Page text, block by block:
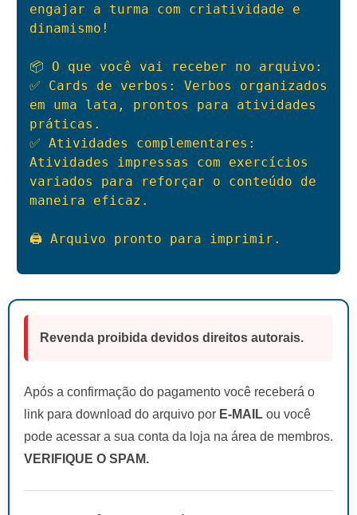
engajar a turma com criatividade e
dinamismo!
📦 O que você vai receber no arquivo:
✅ Cards de verbos: Verbos organizados
em uma lata, prontos para atividades
práticas.
✅ Atividades complementares:
Atividades impressas com exercícios
variados para reforçar o conteúdo de
maneira eficaz.
🖨 Arquivo pronto para imprimir.
Revenda proibida devidos direitos autorais.
Após a confirmação do pagamento você receberá o
link para download do arquivo por E-MAIL ou você
pode acessar a sua conta da loja na área de membros.
VERIFIQUE O SPAM.